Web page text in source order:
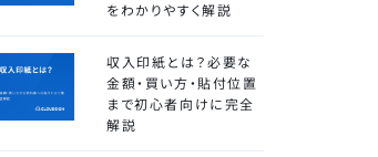
をわかりやすく解説
収入印紙とは？必要な
金額・買い方・貼付位置
まで初心者向けに完全
解説